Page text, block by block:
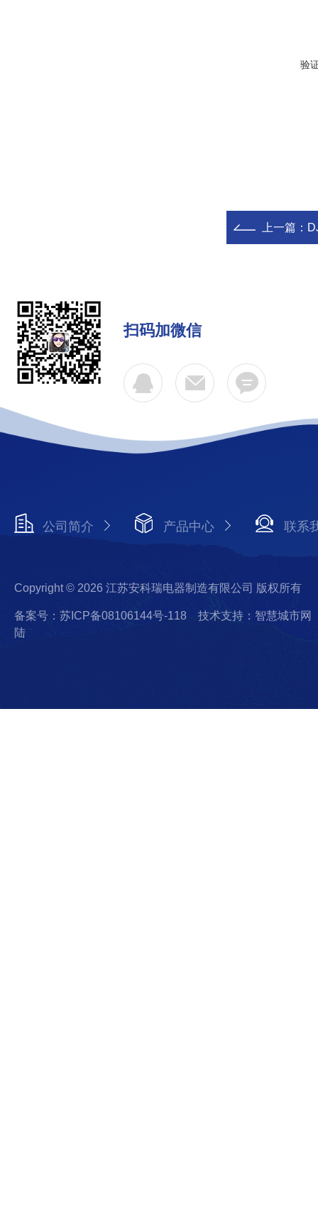
验
上一篇：
扫码加微信
公司简介 产品中心 联系
Copyright © 2026 江苏安科瑞电器制造有限公司 版权所有
备案号：苏ICP备08106144号-118
技术支持：智慧城市网
陆